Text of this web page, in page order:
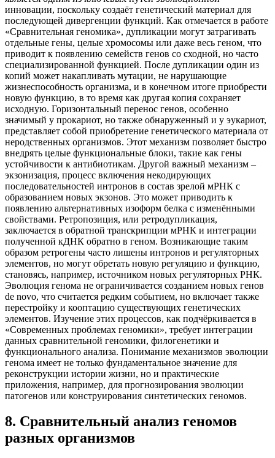
инновации, поскольку создаёт генетический материал для
последующей дивергенции функций. Как отмечается в работе
«Сравнительная геномика», дупликации могут затрагивать
отдельные гены, целые хромосомы или даже весь геном, что
приводит к появлению семейств генов со сходной, но часто
специализированной функцией. После дупликации один из
копий может накапливать мутации, не нарушающие
жизнеспособность организма, и в конечном итоге приобрести
новую функцию, в то время как другая копия сохраняет
исходную. Горизонтальный перенос генов, особенно
значимый у прокариот, но также обнаруженный и у эукариот,
представляет собой приобретение генетического материала от
неродственных организмов. Этот механизм позволяет быстро
внедрять целые функциональные блоки, такие как гены
устойчивости к антибиотикам. Другой важный механизм –
экзонизация, процесс включения некодирующих
последовательностей интронов в состав зрелой мРНК с
образованием новых экзонов. Это может приводить к
появлению альтернативных изоформ белка с изменёнными
свойствами. Ретропозиция, или ретродупликация,
заключается в обратной транскрипции мРНК и интеграции
полученной кДНК обратно в геном. Возникающие таким
образом ретрогены часто лишены интронов и регуляторных
элементов, но могут обретать новую регуляцию и функцию,
становясь, например, источником новых регуляторных РНК.
Эволюция генома не ограничивается созданием новых генов
de novo, что считается редким событием, но включает также
перестройку и кооптацию существующих генетических
элементов. Изучение этих процессов, как подчёркивается в
«Современных проблемах геномики», требует интеграции
данных сравнительной геномики, филогенетики и
функционального анализа. Понимание механизмов эволюции
генома имеет не только фундаментальное значение для
реконструкции истории жизни, но и практические
приложения, например, для прогнозирования эволюции
патогенов или конструирования синтетических геномов.
8. Сравнительный анализ геномов
разных организмов